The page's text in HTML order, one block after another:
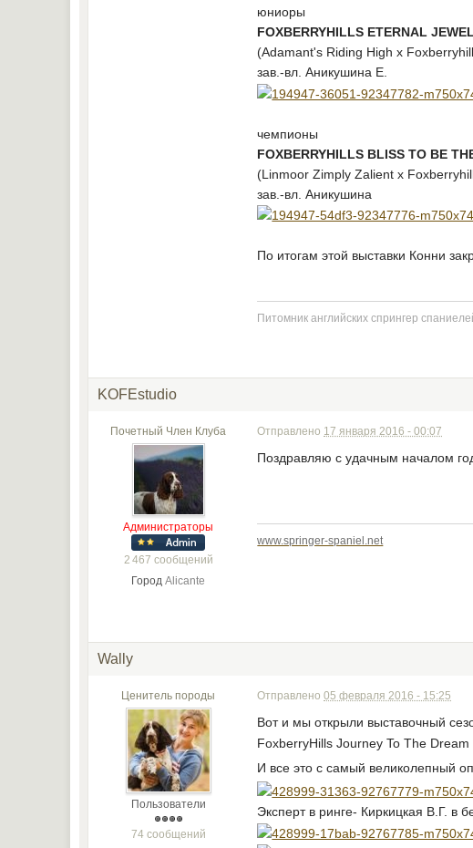
юниоры
FOXBERRYHILLS ETERNAL
(Adamant's Riding High x
зав.-вл. Аникушина Е.
чемпионы
FOXBERRYHILLS BLISS TO BE
(Linmoor Zimply Zalient x
зав.-вл. Аникушина
По итогам этой выставки Конни
Питомник английских спрингер
KOFEstudio
Почетный Член Клуба
Администраторы
2 467 сообщений
Город Alicante
Отправлено 17 января 2016 - 00:07
Поздравляю с удачным началом
www.springer-spaniel.net
Wally
Ценитель породы
Пользователи
74 сообщений
Отправлено05 февраля 2016 - 15:25
Вот и мы открыли выставочный
FoxberryHills Journey To The
И все это с самый великолепный
Эксперт в ринге- Киркицкая В.Г. в